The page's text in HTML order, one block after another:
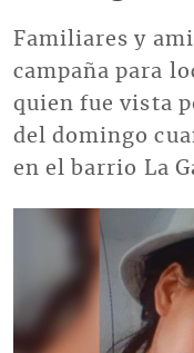
Familiares y
campaña para
quien fue vista
del domingo
en el barrio La